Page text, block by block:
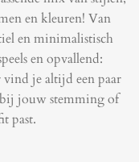
en kleuren! Van
en minimalistisch
en opvallend:
vind je altijd een paar
jouw stemming of
past.